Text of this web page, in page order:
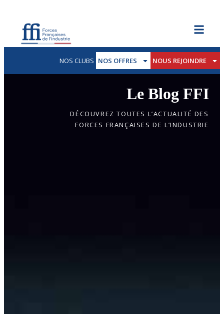
NOS CLUBS NOS OFFRES NOUS REJOINDRE
Le Blog FFI
DÉCOUVREZ TOUTES L’ACTUALITÉ DES
FORCES FRANÇAISES DE L’INDUSTRIE